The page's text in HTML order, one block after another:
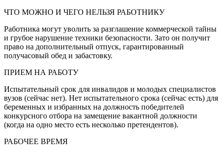
ЧТО МОЖНО И ЧЕГО НЕЛЬЗЯ РАБОТНИКУ
Работника могут уволить за разглашение коммерческой тайны
и грубое нарушение техники безопасности. Зато он получит
право на дополнительный отпуск, гарантированный
получасовый обед и забастовку.
ПРИЕМ НА РАБОТУ
Испытательный срок для инвалидов и молодых специалистов
вузов (сейчас нет). Нет испытательного срока (сейчас есть) для
беременных и избранных на должность победителей
конкурсного отбора на замещение вакантной должности
(когда на одно место есть несколько претендентов).
РАБОЧЕЕ ВРЕМЯ